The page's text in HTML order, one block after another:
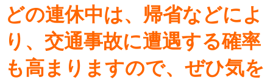
どの連休中は、帰省などによ
り、交通事故に遭遇する確率
も高まりますので、ぜひ気を